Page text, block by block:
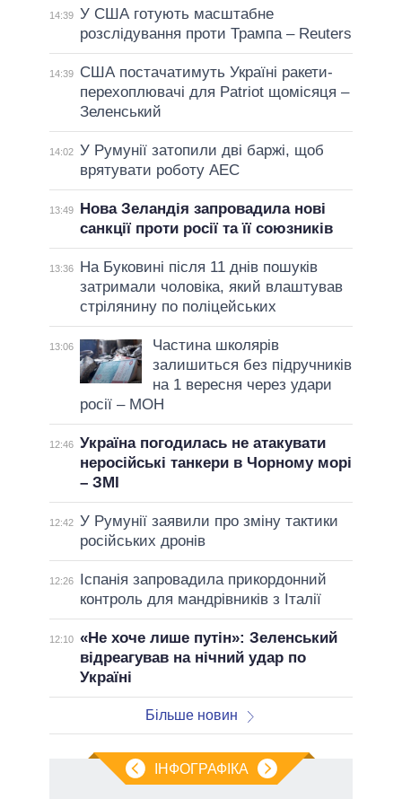
14:39 У США готують масштабне
розслідування проти Трампа – Reuters
14:39
США постачатимуть Україні ракети-
перехоплювачі для Patriot щомісяця –
Зеленський
14:02 У Румунії затопили дві баржі, щоб
врятувати роботу АЕС
13:49
Нова Зеландія запровадила нові
санкції проти росії та її союзників
13:36
На Буковині після 11 днів пошуків
затримали чоловіка, який влаштував
стрілянину по поліцейських
13:06
Частина школярів
залишиться без підручників
на 1 вересня через удари
росії – МОН
12:46 Україна погодилась не атакувати
неросійські танкери в Чорному морі
– ЗМІ
12:42 У Румунії заявили про зміну тактики
російських дронів
12:26
Іспанія запровадила прикордонний
контроль для мандрівників з Італії
12:10 «Не хоче лише путін»: Зеленський
відреагував на нічний удар по
Україні
Більше новин
ІНФОГРАФІКА